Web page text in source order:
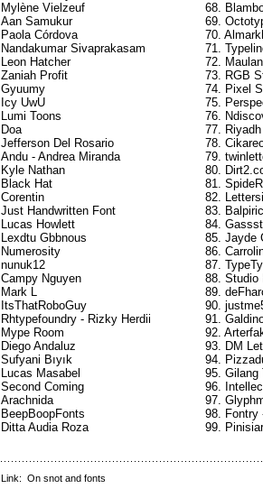
Mylène Vielzeuf
Aan Samukur
Paola Córdova
Nandakumar Sivaprakasam
Leon Hatcher
Zaniah Profit
Gyuumy
Icy UwU
Lumi Toons
Doa
Jefferson Del Rosario
Andu - Andrea Miranda
Kyle Nathan
Black Hat
Corentin
Just Handwritten Font
Lucas Howlett
Lexdtu Gbbnous
Numerosity
nunuk12
Campy Nguyen
Mark L
ItsThatRoboGuy
Rhtypefoundry - Rizky Herdii
Mype Room
Diego Andaluz
Sufyani Bıyık
Lucas Masabel
Second Coming
Arachnida
BeepBoopFonts
Ditta Audia Roza
68.
69.
70.
71.
72.
73. RGB
74. Pixel
75.
76.
77.
78.
79.
80.
81.
82.
83.
84.
85. Jayde
86.
87.
88. Studio
89.
90.
91.
92.
93. DM
94.
95. Gilang
96.
97.
98. Fontry
99.
Link: On snot and fonts